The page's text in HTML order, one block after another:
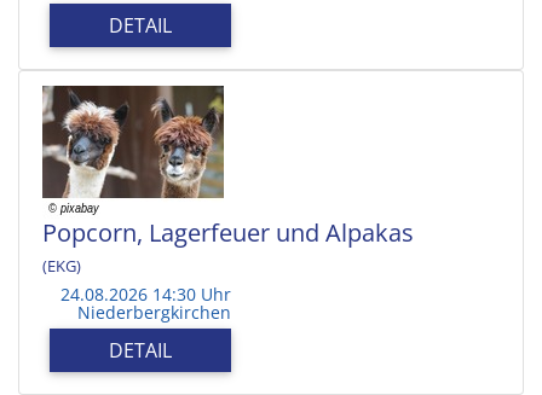
DETAIL
Popcorn, Lagerfeuer und Alpakas
(EKG)
24.08.2026 14:30 Uhr
Niederbergkirchen
DETAIL